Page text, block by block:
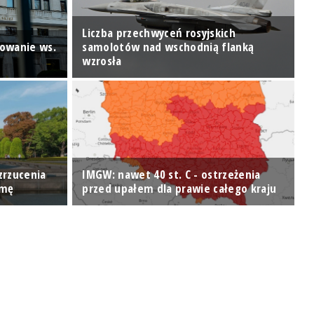
ws.
Liczba przechwyceń rosyjskich
samolotów nad wschodnią flanką
wzrosła
IMGW: nawet 40 st. C - ostrzeżenia
przed upałem dla prawie całego kraju